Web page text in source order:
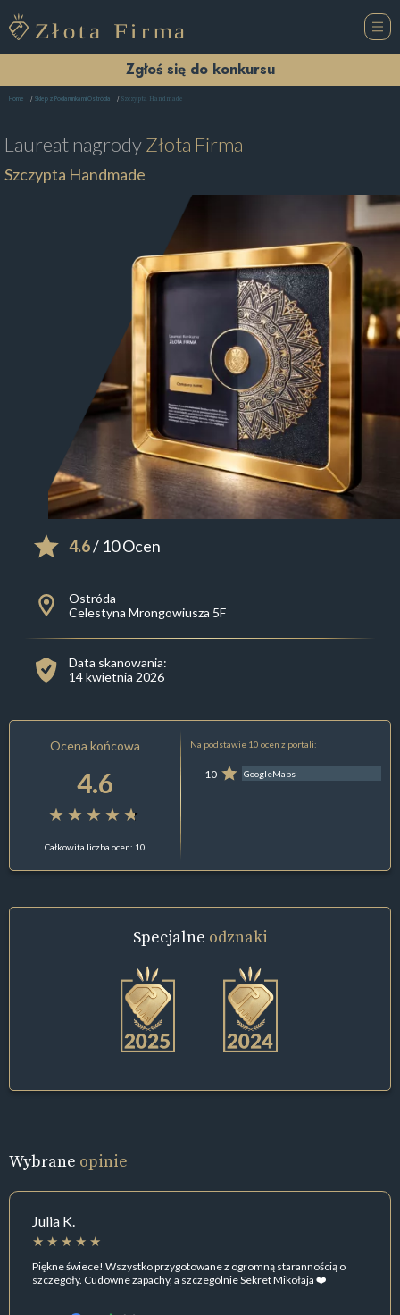
Zgłoś się do konkursu
Home Sklep z Podarunkami Ostróda Szczypta Handmade
Laureat nagrodyZłota Firma
Szczypta Handmade
4.6/ 10 Ocen
Ostróda
Celestyna Mrongowiusza 5F
Data skanowania:
14 kwietnia 2026
Ocena końcowa
4.6
Całkowita liczba ocen: 10
Na podstawie 10 ocen z portali:
10 GoogleMaps
Specjalne odznaki
Wybrane opinie
Julia K.
Piękne świece! Wszystko przygotowane z ogromną starannością o
szczegóły. Cudowne zapachy, a szczególnie Sekret Mikołaja ❤️